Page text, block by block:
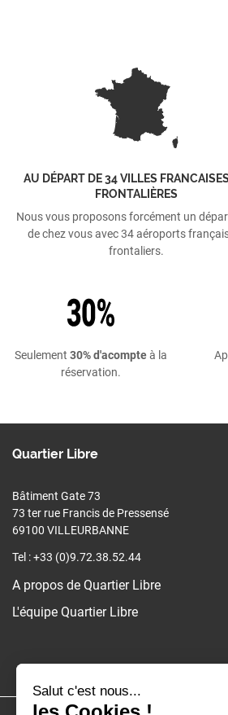
AU DÉPART DE 34 VILLES
FRONTALIÈRES
Nous vous proposons forcément un
de chez vous avec 34 aéroports
frontaliers.
Seulement 30% d'acompteà la
réservation.
Quartier Libre
Bâtiment Gate 73
73 ter rue Francis de Pressensé
69100 VILLEURBANNE
Tel : +33 (0)9.72.38.52.44
A propos de Quartier Libre
L'équipe Quartier Libre